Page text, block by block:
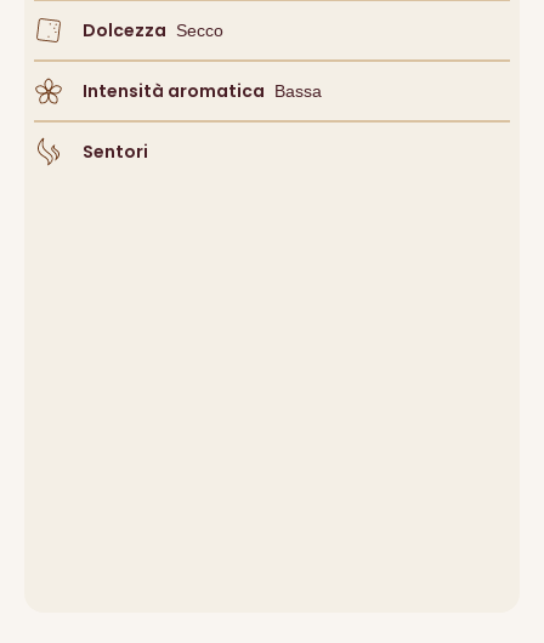
Dolcezza Secco
Intensità aromatica Bassa
Sentori